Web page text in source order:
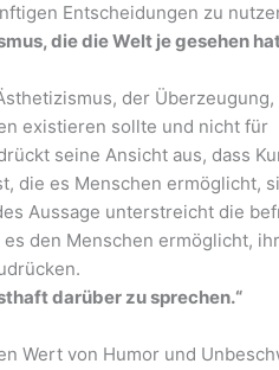
Entscheidungen zu
die die Welt je gesehen
der Überzeugung,
existieren sollte und nicht für
seine Ansicht aus, dass
die es Menschen ermöglicht,
Aussage unterstreicht die
den Menschen ermöglicht,
darüber zu sprechen.“
Wert von Humor und